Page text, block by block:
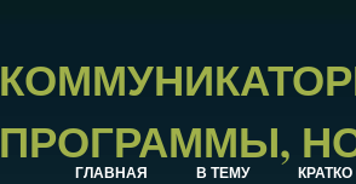
ПРОГРАММЫ,
ГЛАВНАЯ В ТЕМУ КРАТКО